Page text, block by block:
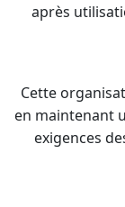
après
Cette
en maintenant
exigences